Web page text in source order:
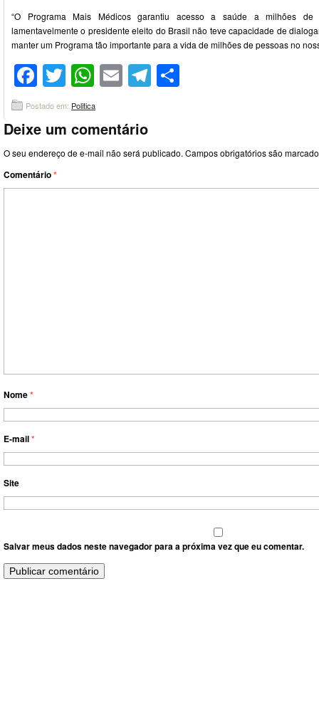
“O Programa Mais Médicos garantiu acesso a saúde a milhões
lamentavelmente o presidente eleito do Brasil não teve capacidade de
manter um Programa tão importante para a vida de milhões de pessoas no
Facebook
Twitter
WhatsApp
EmailTelegram
Postado em: Politica
Deixe um comentário
O seu endereço de e-mail não será publicado. Campos obrigatórios são
Comentário*
Nome*
E-mail*
Site
Salvar meus dados neste navegador para a próxima vez que eu comentar.